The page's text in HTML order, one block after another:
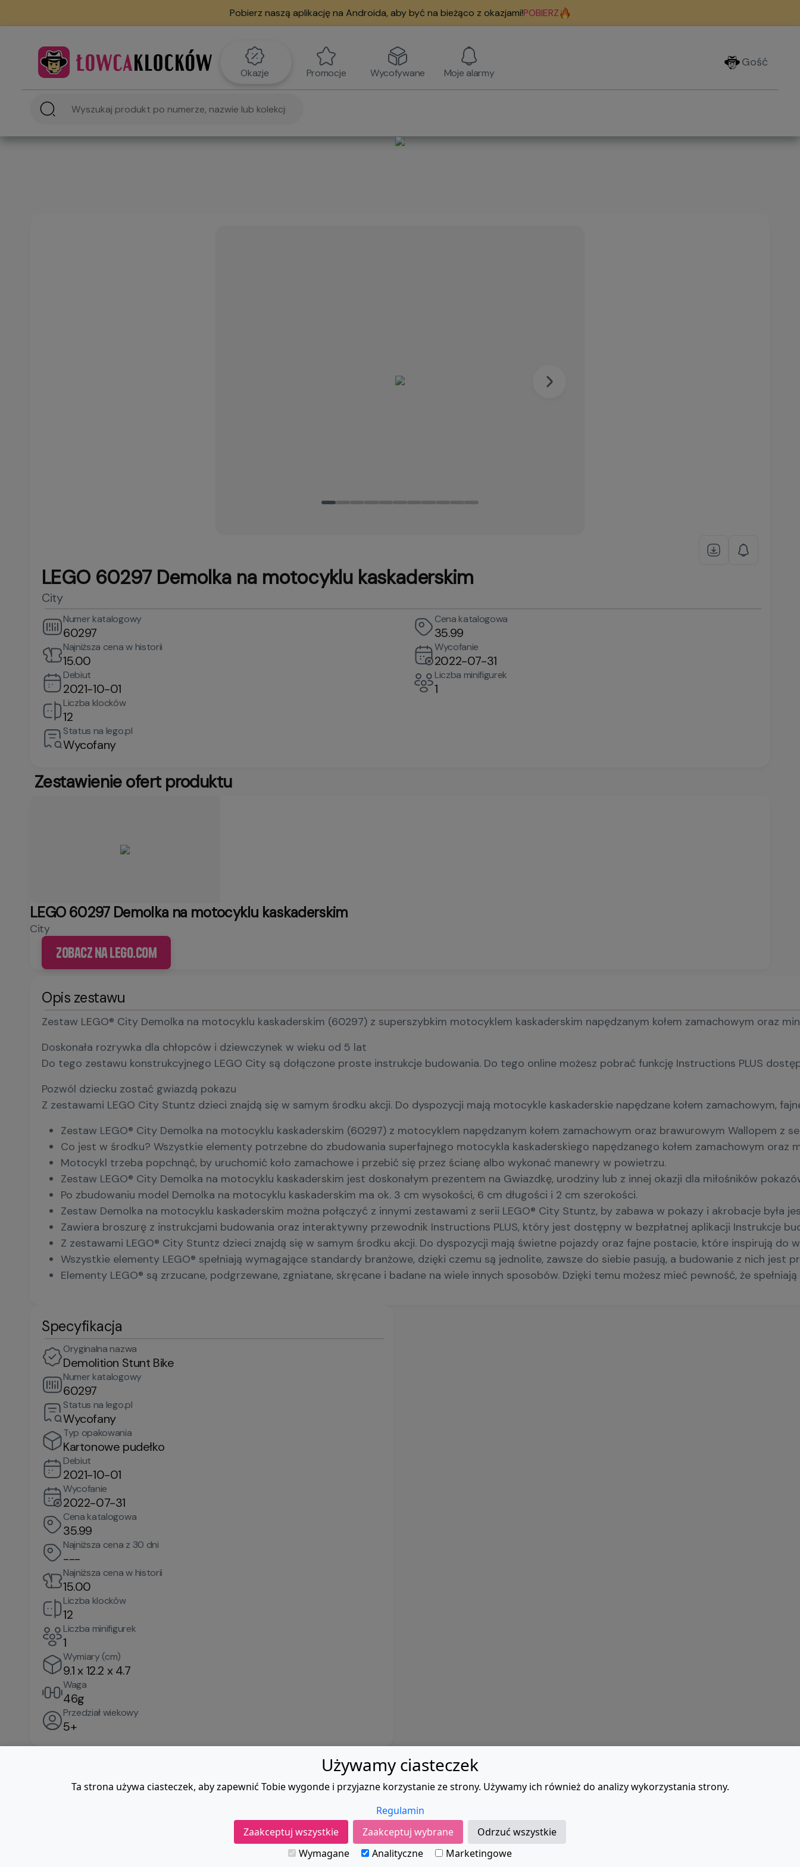
Używamy ciasteczek
Ta strona używa ciasteczek, aby zapewnić Tobie wygonde i przyjazne korzystanie ze strony. Używamy ich również do analizy wykorzystania strony.
Regulamin
Zaakceptuj wszystkie
Zaakceptuj wybrane
Odrzuć wszystkie
Wymagane
Analityczne Marketingowe
Pobierz naszą aplikację na Androida, aby być na bieżąco z okazjami!POBIERZ
Okazje Promocje Wycofywane Moje alarmy
Gość
LEGO 60297 Demolka na motocyklu kaskaderskim
City
Numer katalogowy
60297
Najniższa cena w historii
15.00
Debiut
2021-10-01
Liczba klocków
12
Status na lego.pl
Wycofany
Cena katalogowa
35.99
Wycofanie
2022-07-31
Liczba minifigurek
1
Zestawienie ofert produktu
LEGO 60297 Demolka na motocyklu kaskaderskim
City
Zobacz na LEGO.com
Opis zestawu
Zestaw LEGO® City Demolka na motocyklu kaskaderskim (60297) z superszybkim motocyklem kaskaderskim napędzanym kołem zamachowym oraz
Doskonała rozrywka dla chłopców i dziewczynek w wieku od 5 lat
Do tego zestawu konstrukcyjnego LEGO City są dołączone proste instrukcje budowania. Do tego online możesz pobrać funkcję Instructions PLUS
Pozwól dziecku zostać gwiazdą pokazu
Z zestawami LEGO City Stuntz dzieci znajdą się w samym środku akcji. Do dyspozycji mają motocykle kaskaderskie napędzane kołem
Zestaw LEGO® City Demolka na motocyklu kaskaderskim (60297) z motocyklem napędzanym kołem zamachowym oraz brawurowym Wallopem z
Co jest w środku? Wszystkie elementy potrzebne do zbudowania superfajnego motocykla kaskaderskiego napędzanego kołem zamachowym
Motocykl trzeba popchnąć, by uruchomić koło zamachowe i przebić się przez ścianę albo wykonać manewry w powietrzu.
Zestaw LEGO® City Demolka na motocyklu kaskaderskim jest doskonałym prezentem na Gwiazdkę, urodziny lub z innej okazji dla miłośników
Po zbudowaniu model Demolka na motocyklu kaskaderskim ma ok. 3 cm wysokości, 6 cm długości i 2 cm szerokości.
Zestaw Demolka na motocyklu kaskaderskim można połączyć z innymi zestawami z serii LEGO® City Stuntz, by zabawa w pokazy i akrobacje była
Zawiera broszurę z instrukcjami budowania oraz interaktywny przewodnik Instructions PLUS, który jest dostępny w bezpłatnej aplikacji Instrukcje
Z zestawami LEGO® City Stuntz dzieci znajdą się w samym środku akcji. Do dyspozycji mają świetne pojazdy oraz fajne postacie, które inspirują
Wszystkie elementy LEGO® spełniają wymagające standardy branżowe, dzięki czemu są jednolite, zawsze do siebie pasują, a budowanie z nich jest
Elementy LEGO® są zrzucane, podgrzewane, zgniatane, skręcane i badane na wiele innych sposobów. Dzięki temu możesz mieć pewność, że
Specyfikacja
Oryginalna nazwa
Demolition Stunt Bike
Numer katalogowy
60297
Status na lego.pl
Wycofany
Typ opakowania
Kartonowe pudełko
Debiut
2021-10-01
Wycofanie
2022-07-31
Cena katalogowa
35.99
Najniższa cena z 30 dni
---
Najniższa cena w historii
15.00
Liczba klocków
12
Liczba minifigurek
1
Wymiary (cm)
9.1 x 12.2 x 4.7
Waga
46g
Przedział wiekowy
5+
Regulamin|Kontakt
© 2024, LOWCAKLOCKOW.PL